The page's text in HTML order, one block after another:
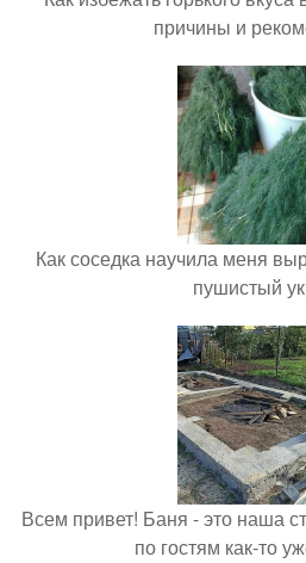
причины и
Как соседка научила меня
пушистый
Всем привет! Баня - это наша
по гостям как-то